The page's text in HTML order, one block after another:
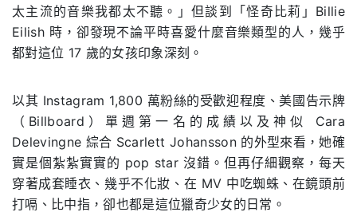
太主流的音樂我都太不聽。」但談到「怪奇比莉」Billie
Eilish 時，卻發現不論平時喜愛什麼音樂類型的人，幾乎
都對這位 17 歲的女孩印象深刻。
以其 Instagram 1,800 萬粉絲的受歡迎程度、美國告示牌
（Billboard）單週第一名的成績以及神似 Cara
Delevingne 綜合 Scarlett Johansson 的外型來看，她確
實是個紮紮實實的 pop star 沒錯。但再仔細觀察，每天
穿著成套睡衣、幾乎不化妝、在 MV 中吃蜘蛛、在鏡頭前
打嗝、比中指，卻也都是這位獵奇少女的日常。